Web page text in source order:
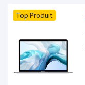
Top Produit